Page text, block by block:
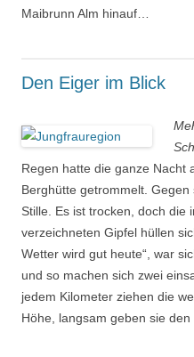
Maibrunn Alm hinauf…
Den Eiger im Blick
Regen hatte die ganze Nacht
Berghütte getrommelt.
Stille. Es ist trocken, doch die
verzeichneten Gipfel hüllen
Wetter wird gut heute“, war
und so machen sich zwei
jedem Kilometer ziehen die
Höhe, langsam geben sie den